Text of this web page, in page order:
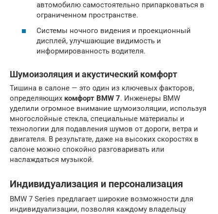
автомобилю самостоятельно припарковаться в
ограниченном пространстве.
Системы ночного видения и проекционный
дисплей, улучшающие видимость и
информированность водителя.
Шумоизоляция и акустический комфорт
Тишина в салоне — это один из ключевых факторов,
определяющих комфорт BMW 7. Инженеры BMW
уделили огромное внимание шумоизоляции, используя
многослойные стекла, специальные материалы и
технологии для подавления шумов от дороги, ветра и
двигателя. В результате, даже на высоких скоростях в
салоне можно спокойно разговаривать или
наслаждаться музыкой.
Индивидуализация и персонализация
BMW 7 Series предлагает широкие возможности для
индивидуализации, позволяя каждому владельцу